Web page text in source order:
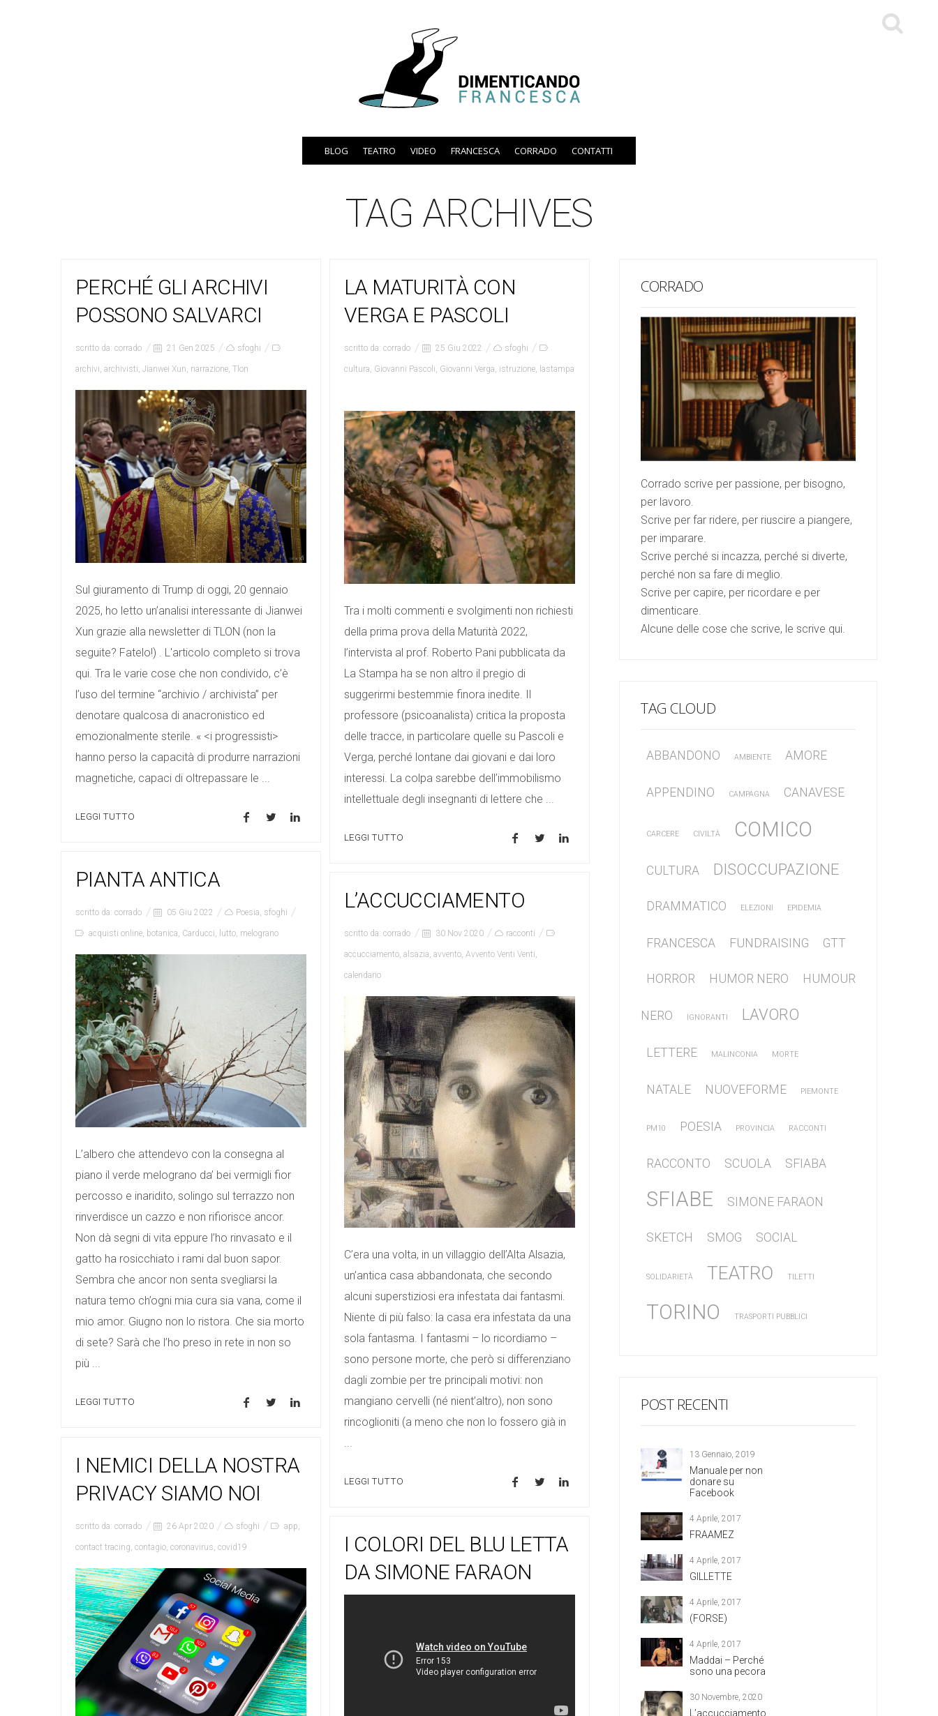
BLOG TEATRO VIDEO FRANCESCA CORRADO CONTATTI
TAG ARCHIVES
PERCHÉ GLI ARCHIVI
POSSONO SALVARCI
scritto da: corrado 21 Gen 2025 sfoghi
archivi, archivisti, Jianwei Xun, narrazione, Tlon
Sul giuramento di Trump di oggi, 20 gennaio
2025, ho letto un’analisi interessante di Jianwei
Xun grazie alla newsletter di TLON (non la
seguite? Fatelo!) . L'articolo completo si trova
qui. Tra le varie cose che non condivido, c’è
l’uso del termine “archivio / archivista” per
denotare qualcosa di anacronistico ed
emozionalmente sterile. « <i progressisti>
hanno perso la capacità di produrre narrazioni
magnetiche, capaci di oltrepassare le ...
LEGGI TUTTO
LA MATURITÀ CON
VERGA E PASCOLI
scritto da: corrado 25 Giu 2022 sfoghi
cultura, Giovanni Pascoli, Giovanni Verga, istruzione, lastampa
Tra i molti commenti e svolgimenti non richiesti
della prima prova della Maturità 2022,
l’intervista al prof. Roberto Pani pubblicata da
La Stampa ha se non altro il pregio di
suggerirmi bestemmie finora inedite. Il
professore (psicoanalista) critica la proposta
delle tracce, in particolare quelle su Pascoli e
Verga, perché lontane dai giovani e dai loro
interessi. La colpa sarebbe dell’immobilismo
intellettuale degli insegnanti di lettere che ...
LEGGI TUTTO
PIANTA ANTICA
scritto da: corrado 05 Giu 2022 Poesia, sfoghi
acquisti online, botanica, Carducci, lutto, melograno
L’albero che attendevo con la consegna al
piano il verde melograno da’ bei vermigli fior
percosso e inaridito, solingo sul terrazzo non
rinverdisce un cazzo e non rifiorisce ancor.
Non dà segni di vita eppure l’ho rinvasato e il
gatto ha rosicchiato i rami dal buon sapor.
Sembra che ancor non senta svegliarsi la
natura temo ch’ogni mia cura sia vana, come il
mio amor. Giugno non lo ristora. Che sia morto
di sete? Sarà che l’ho preso in rete in non so
più ...
LEGGI TUTTO
L’ACCUCCIAMENTO
scritto da: corrado 30 Nov 2020 racconti
accucciamento, alsazia, avvento, Avvento Venti Venti,
calendario
C’era una volta, in un villaggio dell’Alta Alsazia,
un’antica casa abbandonata, che secondo
alcuni superstiziosi era infestata dai fantasmi.
Niente di più falso: la casa era infestata da una
sola fantasma. I fantasmi – lo ricordiamo –
sono persone morte, che però si differenziano
dagli zombie per tre principali motivi: non
mangiano cervelli (né nient’altro), non sono
rincoglioniti (a meno che non lo fossero già in
LEGGI TUTTO
I NEMICI DELLA NOSTRA
PRIVACY SIAMO NOI
scritto da: corrado 26 Apr 2020 sfoghi app,
contact tracing, contagio, coronavirus, covid19
I COLORI DEL BLU LETTA
DA SIMONE FARAON
CORRADO
Corrado scrive per passione, per bisogno,
per lavoro.
Scrive per far ridere, per riuscire a piangere,
per imparare.
Scrive perché si incazza, perché si diverte,
perché non sa fare di meglio.
Scrive per capire, per ricordare e per
dimenticare.
Alcune delle cose che scrive, le scrive qui.
TAG CLOUD
ABBANDONO AMBIENTE AMORE
APPENDINO CAMPAGNA CANAVESE
CARCERE CIVILTÀ COMICO
CULTURA DISOCCUPAZIONE
DRAMMATICO ELEZIONI EPIDEMIA
FRANCESCA FUNDRAISING GTT
HORROR HUMOR NERO HUMOUR
NERO IGNORANTI LAVORO
LETTERE MALINCONIA MORTE
NATALE NUOVEFORME PIEMONTE
PM10 POESIA PROVINCIA RACCONTI
RACCONTO SCUOLA SFIABA
SFIABE SIMONE FARAON
SKETCH SMOG SOCIAL
SOLIDARIETÀ TEATRO TILETTI
TORINO TRASPORTI PUBBLICI
POST RECENTI
13 Gennaio, 2019
Manuale per non
donare su
Facebook
4 Aprile, 2017
FRAAMEZ
4 Aprile, 2017
GILLETTE
4 Aprile, 2017
(FORSE)
4 Aprile, 2017
Maddai – Perché
sono una pecora
30 Novembre, 2020
L’accucciamento